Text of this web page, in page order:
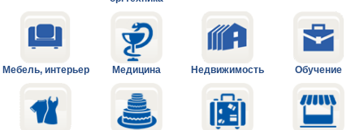
Мебель, интерьер Медицина Недвижимость Обучение